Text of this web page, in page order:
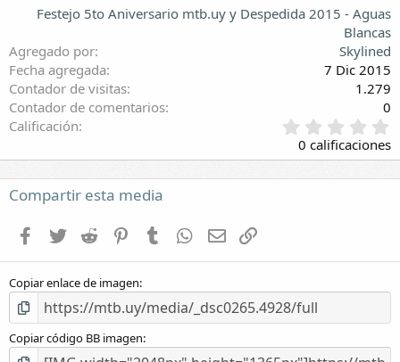
Festejo 5to Aniversario mtb.uy y Despedida 2015 - Aguas
Blancas
Agregado por
Skylined
Fecha agregada
7 Dic 2015
Contador de visitas
1.279
Contador de comentarios
0
Calificación
,
0
0
(
)
0 calificaciones
Compartir esta media
Facebook
Twitter Reddit PinterestTumblr WhatsApp
E-mail
Copiar enlace de imagen
Copiar código BB imagen